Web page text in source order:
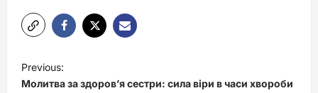
P
o
Previous:
Молитва за здоров’я сестри: сила віри в часи хвороби